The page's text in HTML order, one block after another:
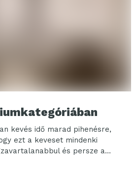
kevés idő marad pihenésre,
ezt a keveset mindenki
és persze a